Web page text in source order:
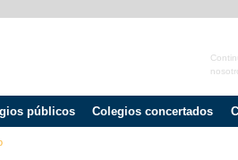
públicos Colegios concertados